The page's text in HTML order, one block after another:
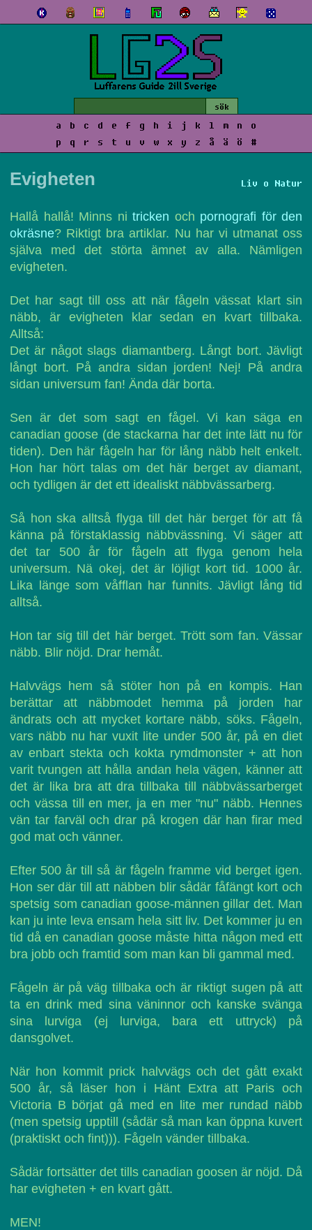
a b c d e f g h i j k l m n
o
p
q r s t u v w x y z å ä ö #
Liv o Natur
Evigheten
Hallå hallå! Minns ni tricken och pornografi för den
okräsne? Riktigt bra artiklar. Nu har vi utmanat oss
själva med det störta ämnet av alla. Nämligen
evigheten.
Det har sagt till oss att när fågeln vässat klart sin
näbb, är evigheten klar sedan en kvart tillbaka.
Alltså:
Det är något slags diamantberg. Långt bort. Jävligt
långt bort. På andra sidan jorden! Nej! På andra
sidan universum fan! Ända där borta.
Sen är det som sagt en fågel. Vi kan säga en
canadian goose (de stackarna har det inte lätt nu för
tiden). Den här fågeln har för lång näbb helt enkelt.
Hon har hört talas om det här berget av diamant,
och tydligen är det ett idealiskt näbbvässarberg.
Så hon ska alltså flyga till det här berget för att få
känna på förstaklassig näbbvässning. Vi säger att
det tar 500 år för fågeln att flyga genom hela
universum. Nä okej, det är löjligt kort tid. 1000 år.
Lika länge som våfflan har funnits. Jävligt lång tid
alltså.
Hon tar sig till det här berget. Trött som fan. Vässar
näbb. Blir nöjd. Drar hemåt.
Halvvägs hem så stöter hon på en kompis. Han
berättar att näbbmodet hemma på jorden har
ändrats och att mycket kortare näbb, söks. Fågeln,
vars näbb nu har vuxit lite under 500 år, på en diet
av enbart stekta och kokta rymdmonster + att hon
varit tvungen att hålla andan hela vägen, känner att
det är lika bra att dra tillbaka till näbbvässarberget
och vässa till en mer, ja en mer "nu" näbb. Hennes
vän tar farväl och drar på krogen där han firar med
god mat och vänner.
Efter 500 år till så är fågeln framme vid berget igen.
Hon ser där till att näbben blir sådär fåfängt kort och
spetsig som canadian goose-männen gillar det. Man
kan ju inte leva ensam hela sitt liv. Det kommer ju en
tid då en canadian goose måste hitta någon med ett
bra jobb och framtid som man kan bli gammal med.
Fågeln är på väg tillbaka och är riktigt sugen på att
ta en drink med sina väninnor och kanske svänga
sina lurviga (ej lurviga, bara ett uttryck) på
dansgolvet.
När hon kommit prick halvvägs och det gått exakt
500 år, så läser hon i Hänt Extra att Paris och
Victoria B börjat gå med en lite mer rundad näbb
(men spetsig upptill (sådär så man kan öppna kuvert
(praktiskt och fint))). Fågeln vänder tillbaka.
Sådär fortsätter det tills canadian goosen är nöjd. Då
har evigheten + en kvart gått.
MEN!